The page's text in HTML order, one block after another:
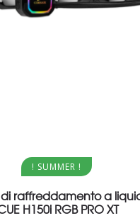
Aggiungi al carrello
! SUMMER !
di raffreddamento a
H150i RGB PRO XT